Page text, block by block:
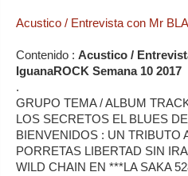
Acustico / Entrevista con Mr
Contenido : Acustico /
IguanaROCK Semana 10 2017
.
GRUPO TEMA / ALBUM
LOS SECRETOS EL BLUES
BIENVENIDOS : UN TRIBUTO
PORRETAS LIBERTAD SIN
WILD CHAIN EN ***LA SAKA